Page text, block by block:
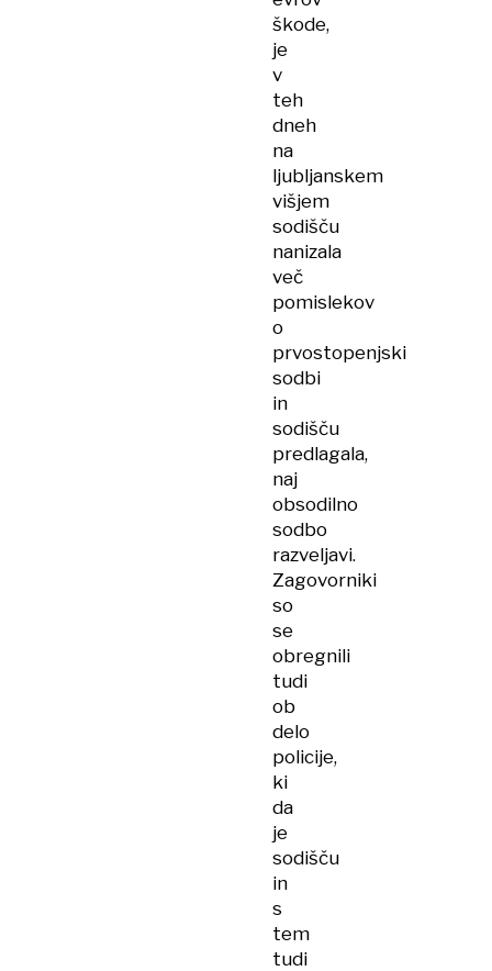
škode,
je
v
teh
dneh
na
ljubljanskem
višjem
sodišču
nanizala
več
pomislekov
o
prvostopenjski
sodbi
in
sodišču
predlagala,
naj
obsodilno
sodbo
razveljavi.
Zagovorniki
so
se
obregnili
tudi
ob
delo
policije,
ki
da
je
sodišču
in
s
tem
tudi